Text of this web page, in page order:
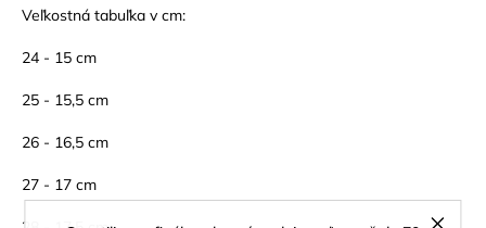
Veľkostná tabuľka v cm:
24 - 15 cm
25 - 15,5 cm
26 - 16,5 cm
27 - 17 cm